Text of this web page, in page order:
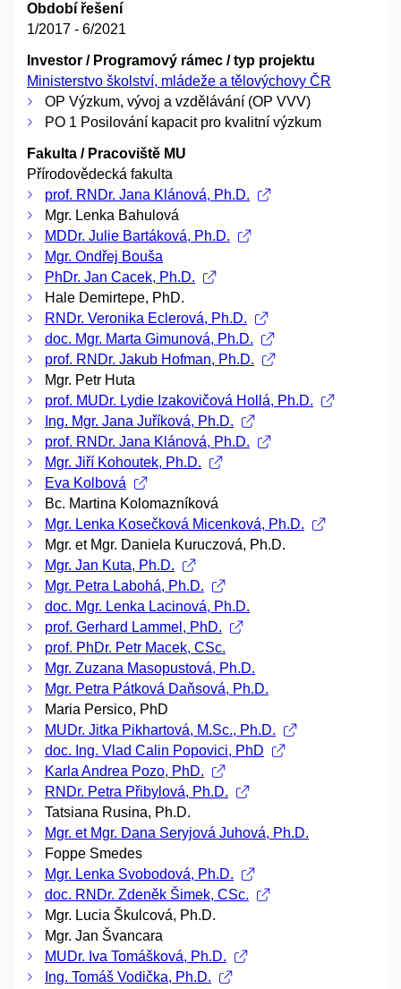
Období řešení
1/2017 - 6/2021
Investor / Programový rámec / typ projektu
Ministerstvo školství, mládeže a tělovýchovy ČR
OP Výzkum, vývoj a vzdělávání (OP VVV)
PO 1 Posilování kapacit pro kvalitní výzkum
Fakulta / Pracoviště MU
Přírodovědecká fakulta
prof. RNDr. Jana Klánová, Ph.D.
Mgr. Lenka Bahulová
MDDr. Julie Bartáková, Ph.D.
Mgr. Ondřej Bouša
PhDr. Jan Cacek, Ph.D.
Hale Demirtepe, PhD.
RNDr. Veronika Eclerová, Ph.D.
doc. Mgr. Marta Gimunová, Ph.D.
prof. RNDr. Jakub Hofman, Ph.D.
Mgr. Petr Huta
prof. MUDr. Lydie Izakovičová Hollá, Ph.D.
Ing. Mgr. Jana Juříková, Ph.D.
prof. RNDr. Jana Klánová, Ph.D.
Mgr. Jiří Kohoutek, Ph.D.
Eva Kolbová
Bc. Martina Kolomazníková
Mgr. Lenka Kosečková Micenková, Ph.D.
Mgr. et Mgr. Daniela Kuruczová, Ph.D.
Mgr. Jan Kuta, Ph.D.
Mgr. Petra Labohá, Ph.D.
doc. Mgr. Lenka Lacinová, Ph.D.
prof. Gerhard Lammel, PhD.
prof. PhDr. Petr Macek, CSc.
Mgr. Zuzana Masopustová, Ph.D.
Mgr. Petra Pátková Daňsová, Ph.D.
Maria Persico, PhD
MUDr. Jitka Pikhartová, M.Sc., Ph.D.
doc. Ing. Vlad Calin Popovici, PhD
Karla Andrea Pozo, PhD.
RNDr. Petra Přibylová, Ph.D.
Tatsiana Rusina, Ph.D.
Mgr. et Mgr. Dana Seryjová Juhová, Ph.D.
Foppe Smedes
Mgr. Lenka Svobodová, Ph.D.
doc. RNDr. Zdeněk Šimek, CSc.
Mgr. Lucia Škulcová, Ph.D.
Mgr. Jan Švancara
MUDr. Iva Tomášková, Ph.D.
Ing. Tomáš Vodička, Ph.D.